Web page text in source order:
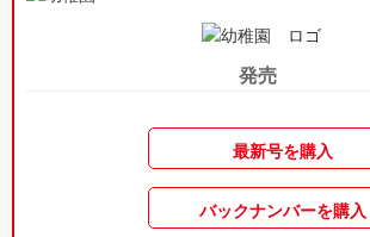
発売
最新号を購入
バックナンバーを購入